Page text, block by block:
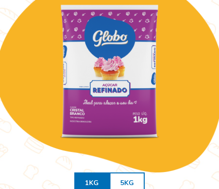
1KG 5KG